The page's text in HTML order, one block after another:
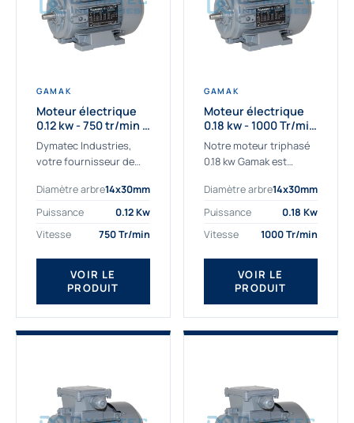
GAMAK
Moteur électrique
0.12 kw - 750 tr/min -
230/400V - IE2
Dymatec Industries,
votre fournisseur de
kw. Dymatec Industries
vous propose le moteur
moteur de
qualité Gamak...
Diamètre arbre14x30mm
Puissance
0.12 Kw
Vitesse
750 Tr/min
VOIR LE
PRODUIT
GAMAK
Moteur électrique
0.18 kw - 1000 Tr/min
- 230/400V - IE2
Notre moteur triphasé
0.18 kw Gamak est
aux applications
sévères. Nous
assemblons et
fournissons des
moteurs asynchrones
depuis de
nombreuses...
Diamètre arbre14x30mm
Puissance
0.18 Kw
Vitesse
1000 Tr/min
VOIR LE
PRODUIT